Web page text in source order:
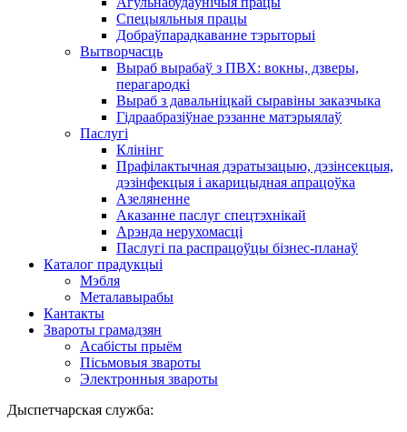
Спецыяльныя працы
Добраўпарадкаванне тэрыторыі
Вытворчасць
Выраб вырабаў з ПВХ: вокны, дзверы,
перагародкі
Выраб з давальніцкай сыравіны заказчыка
Гідраабразіўнае рэзанне матэрыялаў
Паслугі
Клінінг
Прафілактычная дэратызацыю, дэзiнсекцыя,
дэзінфекцыя і акарицыдная апрацоўка
Азеляненне
Аказанне паслуг спецтэхнікай
Арэнда нерухомасці
Паслугі па распрацоўцы бізнес-планаў
Каталог прадукцыі
Мэбля
Металавырабы
Кантакты
Звароты грамадзян
Асабісты прыём
Пісьмовыя звароты
Электронныя звароты
Дыспетчарская служба: